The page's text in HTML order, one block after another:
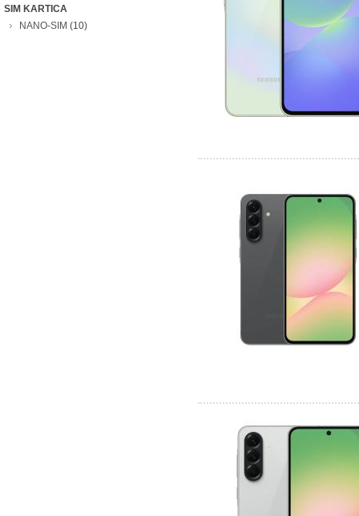
SIM KARTICA
NANO-SIM (10)